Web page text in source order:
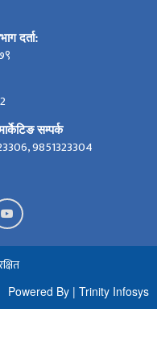
दर्ता:
सम्पर्क
9851323304
Powered By | Trinity Infosys